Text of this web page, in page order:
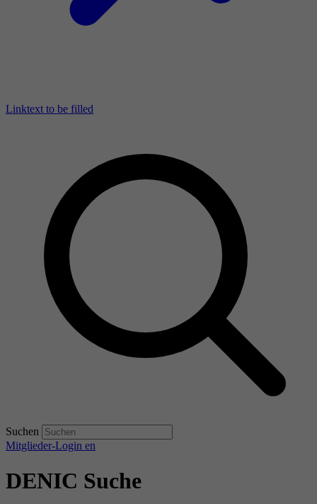
Linktext to be filled
Suchen
Mitglieder-Login en
DENIC Suche